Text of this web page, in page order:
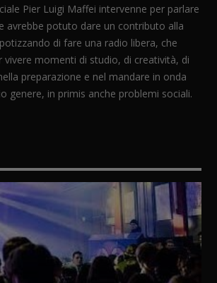
Pier Luigi Maffei intervenne per parlare
avrebbe potuto dare un contributo alla
di fare una radio libera, che
momenti di studio, di creatività, di
preparazione e nel mandare in onda
genere, in primis anche problemi sociali.